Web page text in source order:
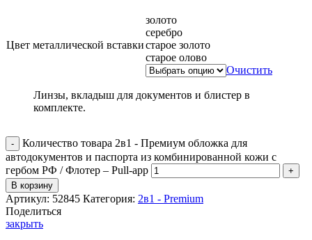
Цвет металлической вставки
золото
серебро
старое золото
старое олово
Очистить
Линзы, вкладыш для документов и блистер в
комплекте.
Количество товара 2в1 - Премиум обложка для
автодокументов и паспорта из комбинированной кожи с
гербом РФ / Флотер – Pull-app
В корзину
Артикул: 52845 Категория: 2в1 - Premium
Поделиться
закрыть